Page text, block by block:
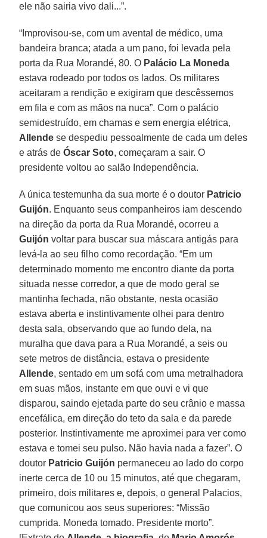
ele não sairia vivo dali...”.
“Improvisou-se, com um avental de médico, uma
bandeira branca; atada a um pano, foi levada pela
porta da Rua Morandé, 80. O Palácio La Moneda
estava rodeado por todos os lados. Os militares
aceitaram a rendição e exigiram que descêssemos
em fila e com as mãos na nuca”. Com o palácio
semidestruído, em chamas e sem energia elétrica,
Allende se despediu pessoalmente de cada um deles
e atrás deÓscar Soto, começaram a sair. O
presidente voltou ao salão Independência.
A única testemunha da sua morte é o doutor Patricio
Guijón. Enquanto seus companheiros iam descendo
na direção da porta da Rua Morandé, ocorreu a
Guijón voltar para buscar sua máscara antigás para
levá-la ao seu filho como recordação. “Em um
determinado momento me encontro diante da porta
situada nesse corredor, a que de modo geral se
mantinha fechada, não obstante, nesta ocasião
estava aberta e instintivamente olhei para dentro
desta sala, observando que ao fundo dela, na
muralha que dava para a Rua Morandé, a seis ou
sete metros de distância, estava o presidente
Allende, sentado em um sofá com uma metralhadora
em suas mãos, instante em que ouvi e vi que
disparou, saindo ejetada parte do seu crânio e massa
encefálica, em direção do teto da sala e da parede
posterior. Instintivamente me aproximei para ver como
estava e tomei seu pulso. Não havia nada a fazer”. O
doutor Patricio Guijón permaneceu ao lado do corpo
inerte cerca de 10 ou 15 minutos, até que chegaram,
primeiro, dois militares e, depois, o general Palacios,
que comunicou aos seus superiores: “Missão
cumprida. Moneda tomado. Presidente morto”.